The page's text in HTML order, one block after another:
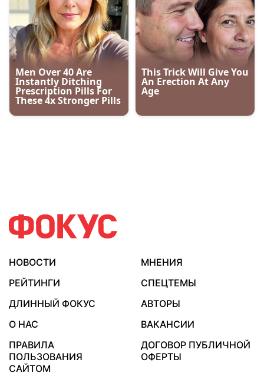
НОВОСТИ
МНЕНИЯ
РЕЙТИНГИ
СПЕЦТЕМЫ
ДЛИННЫЙ ФОКУС
АВТОРЫ
О НАС
ВАКАНСИИ
ПРАВИЛА
ПОЛЬЗОВАНИЯ
САЙТОМ
ДОГОВОР ПУБЛИЧНОЙ
ОФЕРТЫ